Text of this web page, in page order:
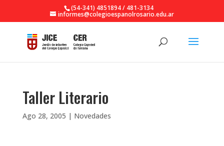
(54-341) 4851894 / 481-3134
informes@colegioespanolrosario.edu.ar
Taller Literario
Ago 28, 2005 | Novedades